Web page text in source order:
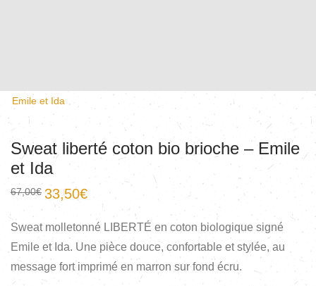
Emile et Ida
Sweat liberté coton bio brioche – Emile
et Ida
67,00€ 33,50€
Sweat molletonné LIBERTÉ en coton biologique signé
Emile et Ida. Une pièce douce, confortable et stylée, au
message fort imprimé en marron sur fond écru.